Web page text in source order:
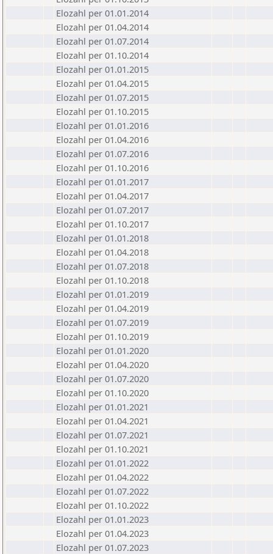
Elozahl per 01.01.2014
Elozahl per 01.04.2014
Elozahl per 01.07.2014
Elozahl per 01.10.2014
Elozahl per 01.01.2015
Elozahl per 01.04.2015
Elozahl per 01.07.2015
Elozahl per 01.10.2015
Elozahl per 01.01.2016
Elozahl per 01.04.2016
Elozahl per 01.07.2016
Elozahl per 01.10.2016
Elozahl per 01.01.2017
Elozahl per 01.04.2017
Elozahl per 01.07.2017
Elozahl per 01.10.2017
Elozahl per 01.01.2018
Elozahl per 01.04.2018
Elozahl per 01.07.2018
Elozahl per 01.10.2018
Elozahl per 01.01.2019
Elozahl per 01.04.2019
Elozahl per 01.07.2019
Elozahl per 01.10.2019
Elozahl per 01.01.2020
Elozahl per 01.04.2020
Elozahl per 01.07.2020
Elozahl per 01.10.2020
Elozahl per 01.01.2021
Elozahl per 01.04.2021
Elozahl per 01.07.2021
Elozahl per 01.10.2021
Elozahl per 01.01.2022
Elozahl per 01.04.2022
Elozahl per 01.07.2022
Elozahl per 01.10.2022
Elozahl per 01.01.2023
Elozahl per 01.04.2023
Elozahl per 01.07.2023